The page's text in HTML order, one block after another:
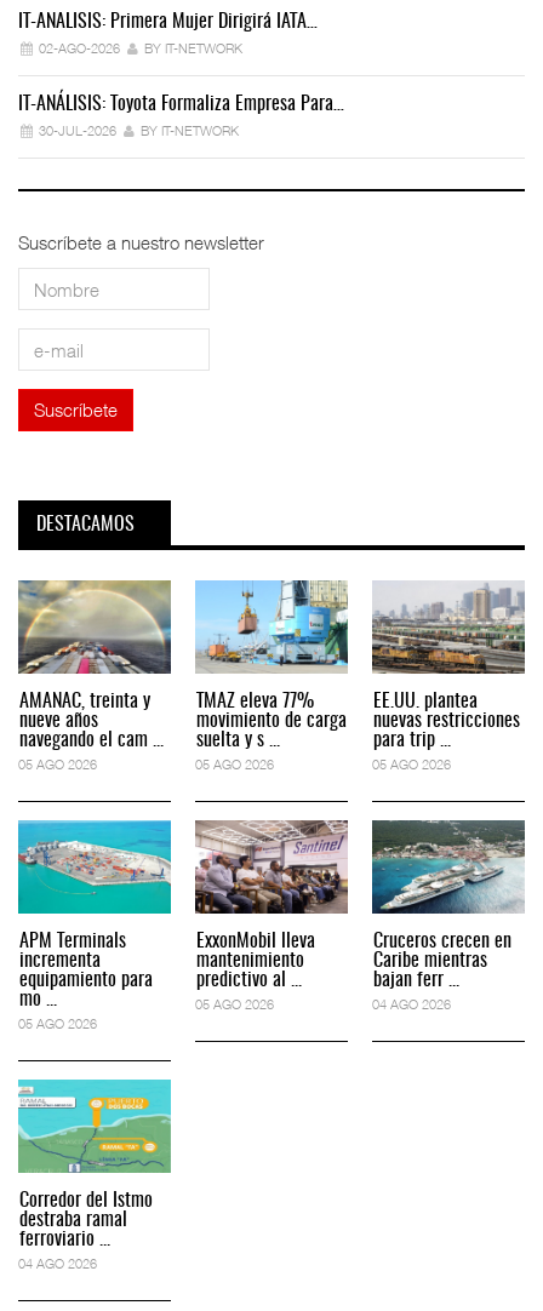
IT-ANÁLISIS: Primera Mujer Dirigirá IATA…
02-AGO-2026 BY IT-NETWORK
IT-ANÁLISIS: Toyota Formaliza Empresa Para…
30-JUL-2026 BY IT-NETWORK
Suscríbete a nuestro newsletter
DESTACAMOS
AMANAC, treinta y
nueve años
navegando el cam ...
05 AGO 2026
APM Terminals
incrementa
equipamiento para
mo ...
05 AGO 2026
Corredor del Istmo
destraba ramal
ferroviario ...
04 AGO 2026
TMAZ eleva 77%
movimiento de carga
suelta y s ...
05 AGO 2026
ExxonMobil lleva
mantenimiento
predictivo al ...
05 AGO 2026
EE.UU. plantea
nuevas restricciones
para trip ...
05 AGO 2026
Cruceros crecen en
Caribe mientras
bajan ferr ...
04 AGO 2026